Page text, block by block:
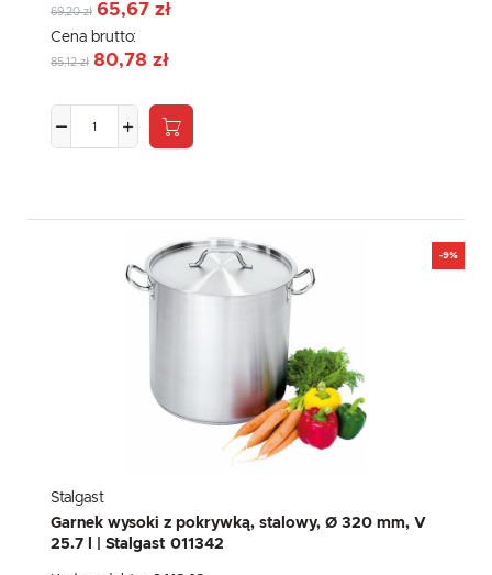
69,20 zł 65,67 zł
Cena brutto:
85,12 zł 80,78 zł
-9%
Stalgast
Garnek wysoki z pokrywką, stalowy, Ø 320 mm, V
25.7 l | Stalgast 011342